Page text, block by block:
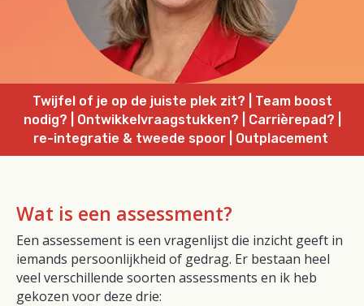
Twijfel of je op de juiste plek zit? | Team boost
nodig? | Ontwikkelvraagstukken? | Carrièrepad? |
re-integratie & tweede spoor | Outplacement
Wat is een assessment?
Een assessement is een vragenlijst die inzicht geeft in
iemands persoonlijkheid of gedrag. Er bestaan heel
veel verschillende soorten assessments en ik heb
gekozen voor deze drie: